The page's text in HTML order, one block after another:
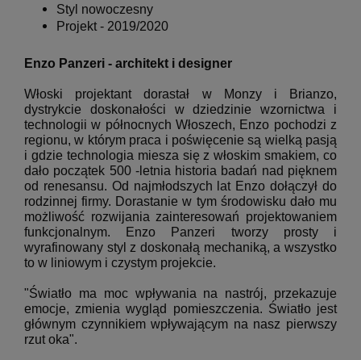
Styl nowoczesny
Projekt - 2019/2020
Enzo Panzeri - architekt i designer
Włoski projektant dorastał w Monzy i Brianzo,
dystrykcie doskonałości w dziedzinie wzornictwa i
technologii w północnych Włoszech, Enzo pochodzi z
regionu, w którym praca i poświęcenie są wielką pasją
i gdzie technologia miesza się z włoskim smakiem, co
dało początek 500 -letnia historia badań nad pięknem
od renesansu. Od najmłodszych lat Enzo dołączył do
rodzinnej firmy. Dorastanie w tym środowisku dało mu
możliwość rozwijania zainteresowań projektowaniem
funkcjonalnym.
Enzo Panzeri tworzy prosty i
wyrafinowany styl z doskonałą mechaniką, a wszystko
to w liniowym i czystym projekcie.
"Światło ma moc wpływania na nastrój, przekazuje
emocje, zmienia wygląd pomieszczenia. Światło jest
głównym czynnikiem wpływającym na nasz pierwszy
rzut oka".